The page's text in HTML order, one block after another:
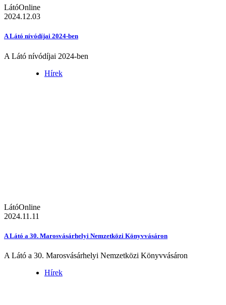
LátóOnline
2024.12.03
A Látó nívódíjai 2024-ben
A Látó nívódíjai 2024-ben
Hírek
LátóOnline
2024.11.11
A Látó a 30. Marosvásárhelyi Nemzetközi Könyvvásáron
A Látó a 30. Marosvásárhelyi Nemzetközi Könyvvásáron
Hírek